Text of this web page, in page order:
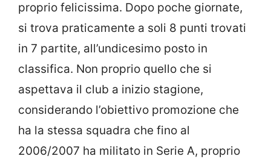
proprio felicissima. Dopo poche giornate,
si trova praticamente a soli 8 punti trovati
in 7 partite, all’undicesimo posto in
classifica. Non proprio quello che si
aspettava il club a inizio stagione,
considerando l’obiettivo promozione che
ha la stessa squadra che fino al
2006/2007 ha militato in Serie A, proprio